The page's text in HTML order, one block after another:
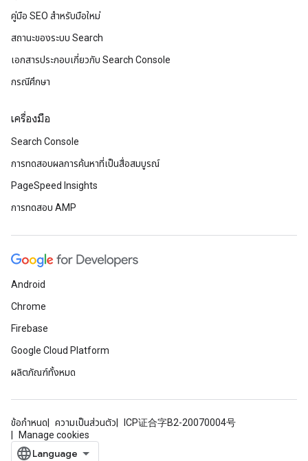
คู่มือ SEO สำหรับมือใหม่
สถานะของระบบ Search
เอกสารประกอบเกี่ยวกับ Search Console
กรณีศึกษา
เครื่องมือ
Search Console
การทดสอบผลการค้นหาที่เป็นสื่อสมบูรณ์
PageSpeed Insights
การทดสอบ AMP
Android
Chrome
Firebase
Google Cloud Platform
ผลิตภัณฑ์ทั้งหมด
ข้อกำหนด ความเป็นส่วนตัว
ICP证合字B2-20070004号
Manage cookies